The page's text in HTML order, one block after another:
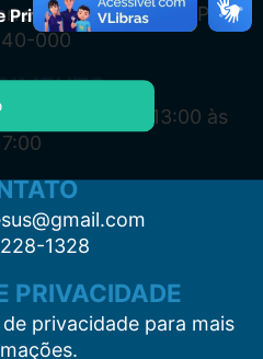
s/n, Centro CEP:
000
às 11:00 e das 13:00 às
1328
PRIVACIDADE
privacidade para mais
Privacidade.